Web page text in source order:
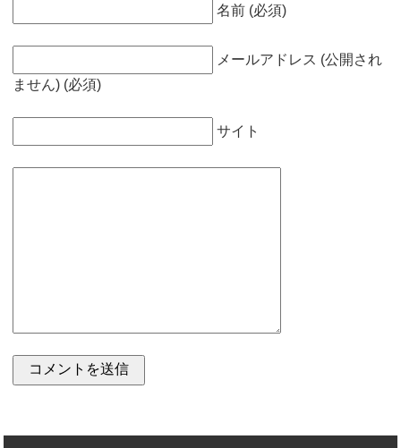
名前 (必須)
メールアドレス (公開され
ません) (必須)
サイト